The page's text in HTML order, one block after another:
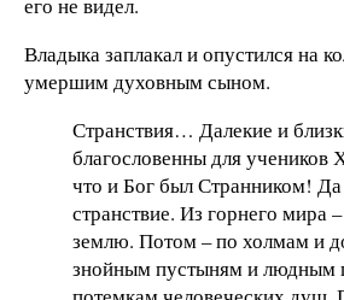
его не видел.
Владыка заплакал и опустился на
умершим духовным сыном.
Странствия… Далекие и
благословенны для учеников
что и Бог был Странником!
странствие. Из горнего мира
землю. Потом – по холмам и
знойным пустыням и людным